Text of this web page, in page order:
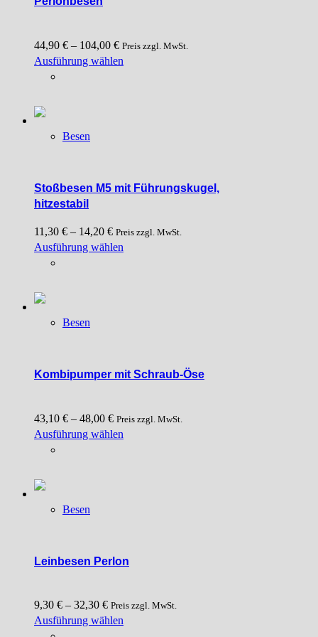
44,90 € – 104,00 € Preis zzgl. MwSt.
Ausführung wählen
können
Produktseite
gewählt
Besen
Stoßbesen M5 mit Führungskugel,
hitzestabil
11,30 € – 14,20 € Preis zzgl. MwSt.
Ausführung wählen
können
Produktseite
Besen
Kombipumper mit Schraub-Öse
43,10 € – 48,00 € Preis zzgl. MwSt.
Ausführung wählen
können
Produktseite
gewählt
Besen
Leinbesen Perlon
9,30 € – 32,30 € Preis zzgl. MwSt.
Ausführung wählen